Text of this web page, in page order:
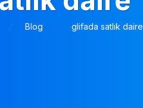
Blog glifada satlık daire